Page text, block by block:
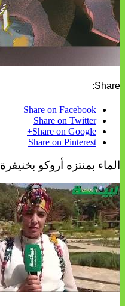
Share:
Share on Facebook
Share on Twitter
Share on Google+
Share on Pinterest
الماء بمنتزه أروكو بخنيفرة